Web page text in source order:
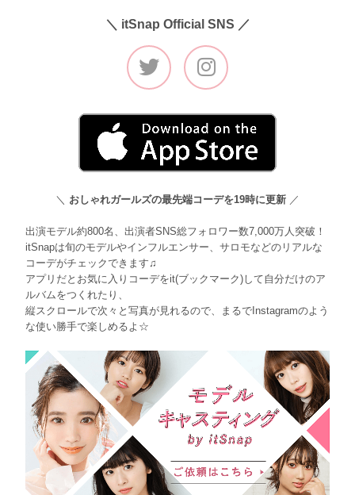
＼ itSnap Official SNS ／
＼ おしゃれガールズの最先端コーデを19時に更新 ／
出演モデル約800名、出演者SNS総フォロワー数7,000万人突破！
itSnapは旬のモデルやインフルエンサー、サロモなどのリアルな
コーデがチェックできます♫
アプリだとお気に入りコーデをit(ブックマーク)して自分だけのア
ルバムをつくれたり、
縦スクロールで次々と写真が見れるので、まるでInstagramのよう
な使い勝手で楽しめるよ☆